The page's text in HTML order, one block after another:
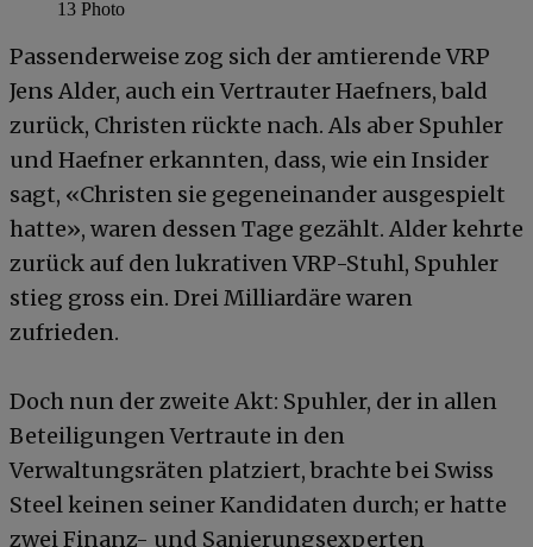
13 Photo
Passenderweise zog sich der amtierende VRP
Jens Alder, auch ein Vertrauter Haefners, bald
zurück, Christen rückte nach. Als aber Spuhler
und Haefner erkannten, dass, wie ein Insider
sagt, «Christen sie gegeneinander ausgespielt
hatte», waren dessen Tage gezählt. Alder kehrte
zurück auf den lukrativen VRP-Stuhl, Spuhler
stieg gross ein. Drei Milliardäre waren
zufrieden.
Doch nun der zweite Akt: Spuhler, der in allen
Beteiligungen Vertraute in den
Verwaltungsräten platziert, brachte bei Swiss
Steel keinen seiner Kandidaten durch; er hatte
zwei Finanz- und Sanierungsexperten